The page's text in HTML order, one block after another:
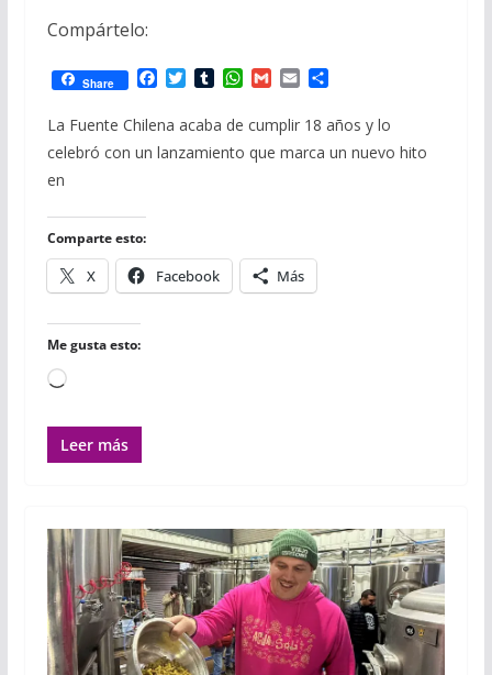
Compártelo:
Share
F
c
e
b
T
i
t
t
T
m
b
l
W
a
t
s
G
a
i
l
E
a
l
C
m
p
a
La Fuente Chilena acaba de cumplir 18 años y lo
celebró con un lanzamiento que marca un nuevo hito
en
Comparte esto:
X Facebook Más
Me gusta esto:
Cargando...
Leer más